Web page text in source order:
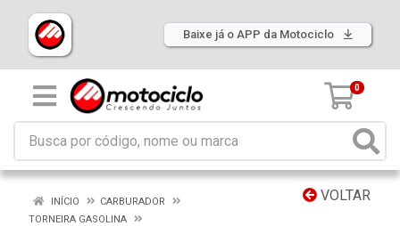
Baixe já o APP da Motociclo
0
VOLTAR
INÍCIO
CARBURADOR
TORNEIRA GASOLINA